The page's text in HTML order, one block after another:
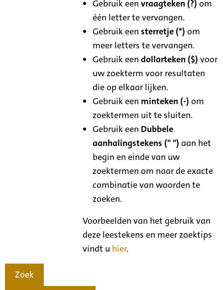
Gebruik eenvraagteken (?) om
één letter te vervangen.
Gebruik eensterretje (*) om
meer letters te vervangen.
Gebruik eendollarteken ($) voor
uw zoekterm voor resultaten
die op elkaar lijken.
Gebruik een minteken (-) om
zoektermen uit te sluiten.
Gebruik een Dubbele
aanhalingstekens (" ") aan het
begin en einde van uw
zoektermen om naar de exacte
combinatie van woorden te
zoeken.
Voorbeelden van het gebruik van
deze leestekens en meer zoektips
vindt u hier.
Zoek